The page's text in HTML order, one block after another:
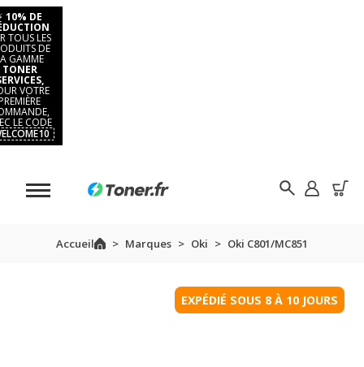
10% DE
TOUS LES
DE
GAMME
TONER
VOTRE
LE CODE
Accueil Marques Oki Oki C801/MC851
EXPÉDIÉ SOUS 8 À 10 JOURS